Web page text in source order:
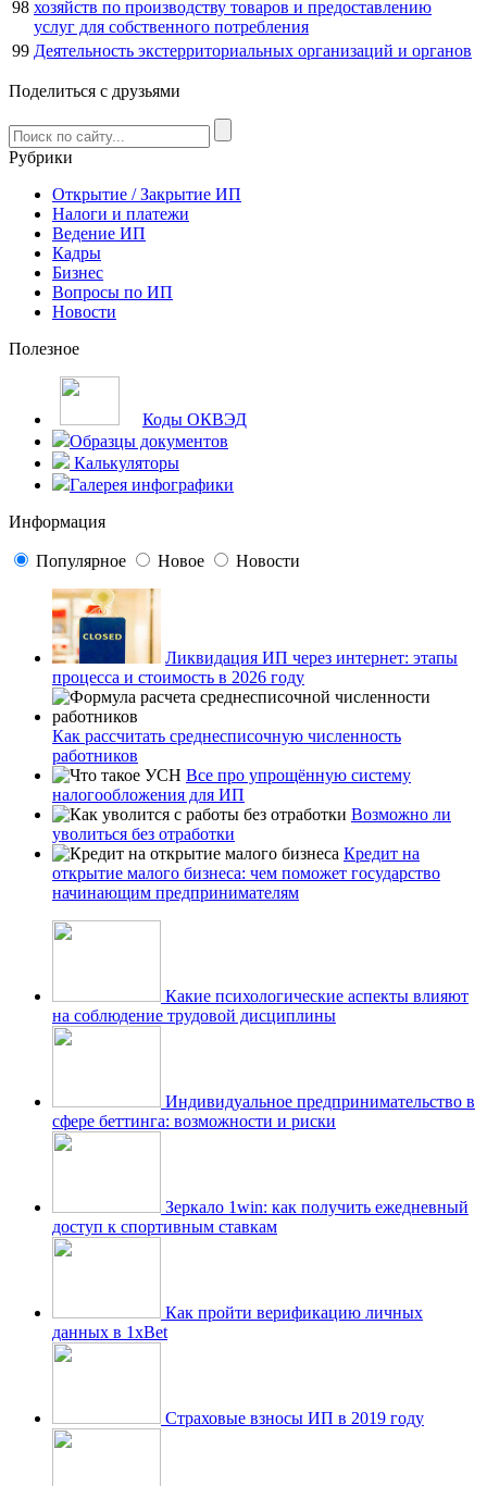
98 хозяйств по производству товаров и предоставлению
услуг для собственного потребления
99 Деятельность экстерриториальных организаций и органов
Поделиться с друзьями
Рубрики
Открытие / Закрытие ИП
Налоги и платежи
Ведение ИП
Кадры
Бизнес
Вопросы по ИП
Новости
Полезное
Коды ОКВЭД
Образцы документов
Калькуляторы
Галерея инфографики
Информация
Популярное Новое Новости
Ликвидация ИП через интернет: этапы
процесса и стоимость в 2026 году
Как рассчитать среднесписочную численность
работников
Все про упрощённую систему
налогообложения для ИП
Возможно ли
уволиться без отработки
Кредит на
открытие малого бизнеса: чем поможет государство
начинающим предпринимателям
Какие психологические аспекты влияют
на соблюдение трудовой дисциплины
Индивидуальное предпринимательство в
сфере беттинга: возможности и риски
Зеркало 1win: как получить ежедневный
доступ к спортивным ставкам
Как пройти верификацию личных
данных в 1xBet
Страховые взносы ИП в 2019 году